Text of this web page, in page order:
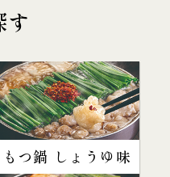
もつ鍋 しょうゆ味